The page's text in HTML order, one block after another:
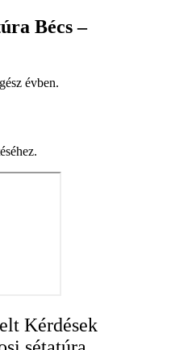
Bécs –
évben.
Kérdések